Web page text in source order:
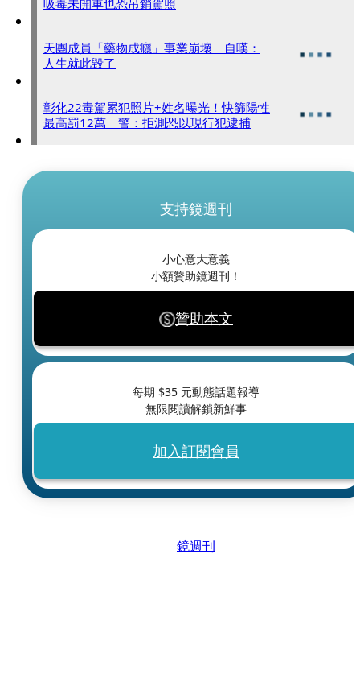
吸毒未開車也恐吊銷駕照
天團成員「藥物成癮」事業崩壞 自嘆：
人生就此毀了
彰化22毒駕累犯照片+姓名曝光！快篩陽性
最高罰12萬 警：拒測恐以現行犯逮捕
支持鏡週刊
小心意大意義
小額贊助鏡週刊！
贊助本文
每期 $35 元動態話題報導
無限閱讀解鎖新鮮事
加入訂閱會員
鏡週刊